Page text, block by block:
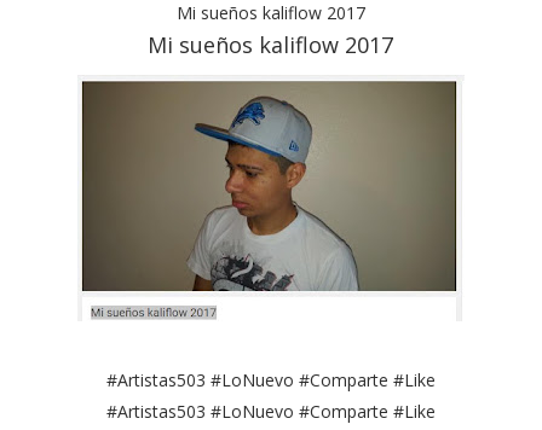
Mi sueños kaliflow 2017
Mi sueños kaliflow 2017
#Artistas503 #LoNuevo #Comparte #Like
#Artistas503 #LoNuevo #Comparte #Like